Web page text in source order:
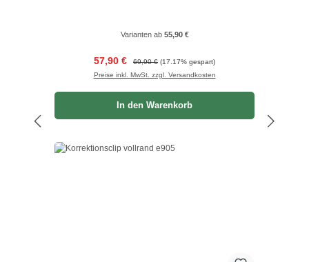
Varianten ab55,90 €
Verkaufspreis:
57,90 € Regulärer Preis:
69,90 € (17.17% gespart)
Preise inkl. MwSt. zzgl. Versandkosten
In den Warenkorb